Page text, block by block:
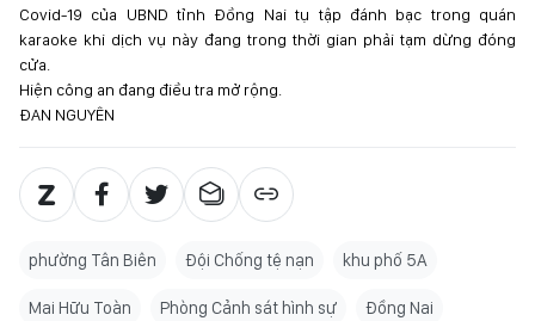
Covid-19 của UBND tỉnh Đồng Nai tụ tập đánh bạc trong quán
karaoke khi dịch vụ này đang trong thời gian phải tạm dừng đóng
cửa.
Hiện công an đang điều tra mở rộng.
ĐAN NGUYÊN
phường Tân Biên Đội Chống tệ nạn khu phố 5A
Mai Hữu Toàn Phòng Cảnh sát hình sự Đồng Nai